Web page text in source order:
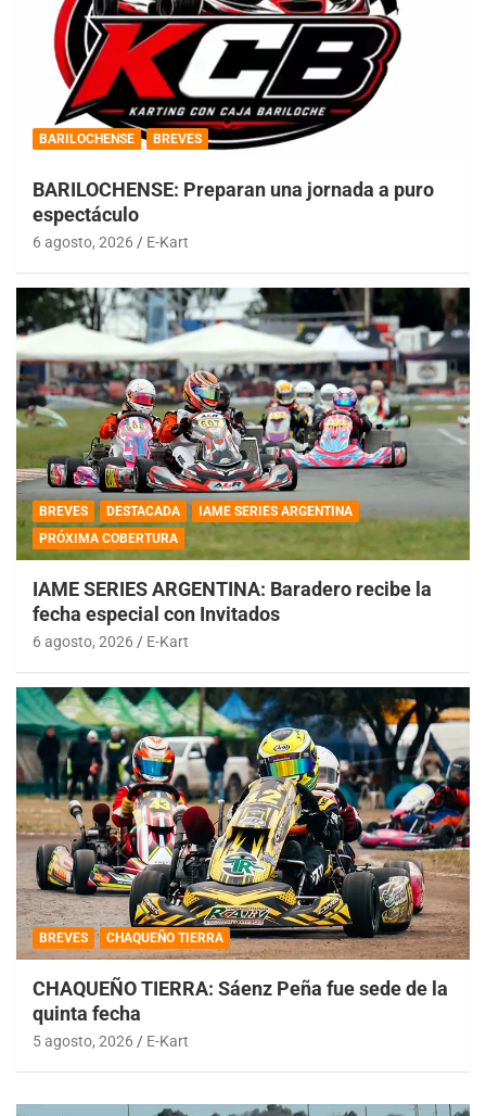
BARILOCHENSE BREVES
BARILOCHENSE: Preparan una jornada a puro
espectáculo
6 agosto, 2026 E-Kart
BREVES DESTACADA
IAME SERIES ARGENTINA
PRÓXIMA COBERTURA
IAME SERIES ARGENTINA: Baradero recibe la
fecha especial con Invitados
6 agosto, 2026 E-Kart
BREVES CHAQUEÑO TIERRA
CHAQUEÑO TIERRA: Sáenz Peña fue sede de la
quinta fecha
5 agosto, 2026 E-Kart